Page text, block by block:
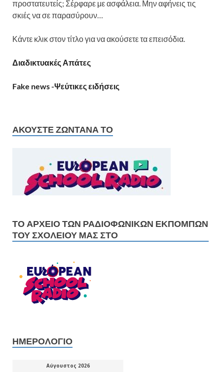
προστατευτείς; Σέρφαρε με ασφάλεια. Μην αφήνεις τις
σκιές να σε παρασύρουν…
Κάντε κλικ στον τίτλο για να ακούσετε τα επεισόδια.
Διαδικτυακές Απάτες
Fake news -Ψεύτικες ειδήσεις
ΑΚΟΎΣΤΕ ΖΩΝΤΑΝΆ ΤΟ
ΤΟ ΑΡΧΕΊΟ ΤΩΝ ΡΑΔΙΟΦΩΝΙΚΏΝ ΕΚΠΟΜΠΏΝ
ΤΟΥ ΣΧΟΛΕΊΟΥ ΜΑΣ ΣΤΟ
ΗΜΕΡΟΛΌΓΙΟ